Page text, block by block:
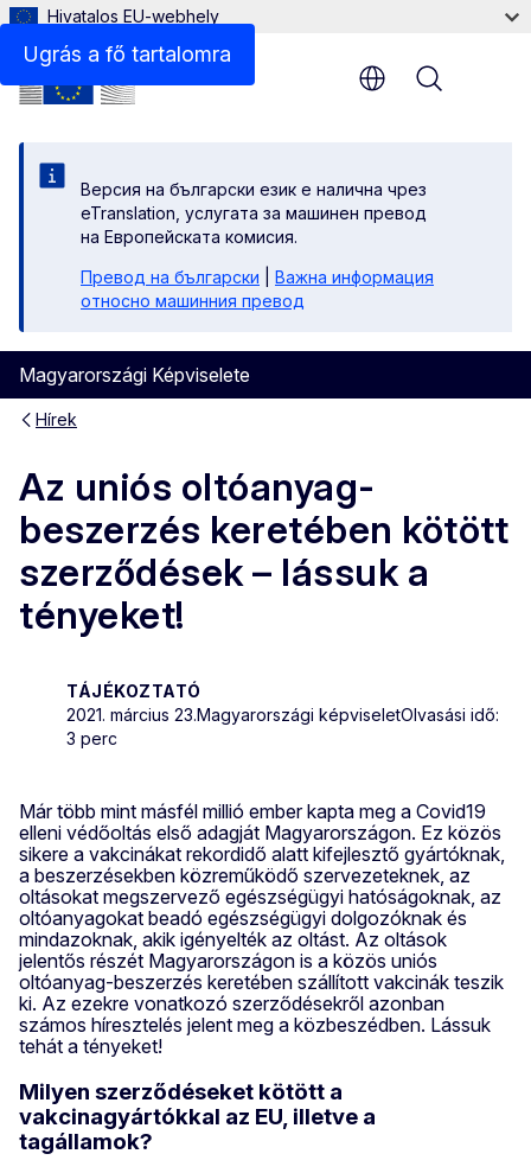
Ugrás a fő tartalomra
Hivatalos EU-webhely
Версия на български език е налична чрез
eTranslation, услугата за машинен превод
на Европейската комисия.
Превод на български
Важна информация
относно машинния превод
Magyarországi Képviselete
Menu
Hírek
Az uniós oltóanyag-
beszerzés keretében kötött
szerződések – lássuk a
tényeket!
TÁJÉKOZTATÓ
2021. március 23.Magyarországi képviseletOlvasási idő:
3 perc
Már több mint másfél millió ember kapta meg a Covid19
elleni védőoltás első adagját Magyarországon. Ez közös
sikere a vakcinákat rekordidő alatt kifejlesztő gyártóknak,
a beszerzésekben közreműködő szervezeteknek, az
oltásokat megszervező egészségügyi hatóságoknak, az
oltóanyagokat beadó egészségügyi dolgozóknak és
mindazoknak, akik igényelték az oltást. Az oltások
jelentős részét Magyarországon is a közös uniós
oltóanyag-beszerzés keretében szállított vakcinák teszik
ki. Az ezekre vonatkozó szerződésekről azonban
számos híresztelés jelent meg a közbeszédben. Lássuk
tehát a tényeket!
Milyen szerződéseket kötött a
vakcinagyártókkal az EU, illetve a
tagállamok?